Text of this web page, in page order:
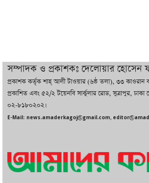
দুবাইয়ে বেনজীরের
ফার্ম নিয়োগ করেছে সরকার
করা হবে : পররাষ্ট্র প্রতিমন্ত্রী
সম্পাদক ও প্রকাশকঃ দেলোয়ার হোসেন
প্রকাশক কর্তৃক শাহ্ আলী টাওয়ার (৬ষ্ঠ তলা), ৩৩ কাওরান
প্রকাশিত এবং ৫২/২ টয়েনবি সার্কুলার রোড, সুত্রাপুর, ঢাকা
০২-৮১৮০২০২।
E-Mail: news.amaderkagoj@gmail.com,